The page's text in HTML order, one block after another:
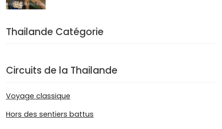
Thailande Catégorie
Circuits de la Thailande
Voyage classique
Hors des sentiers battus